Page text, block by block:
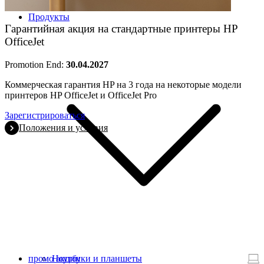
Продукты
Ноутбуки и планшеты
промо акции
Гарантийная акция на стандартные принтеры HP
OfficeJet
Promotion End: 30.04.2027
Коммерческая гарантия HP на 3 года на некоторые модели
принтеров HP OfficeJet и OfficeJet Pro
Зарегистрироваться
Положения и условия